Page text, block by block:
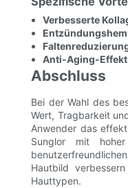
Verbesserte
Anti-Aging-
Abschluss
Bei der Wahl des
Wert, Tragbarkeit
Anwender das
Sunglor mit
Hautbild
Hauttypen.